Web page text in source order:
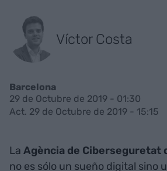
Víctor Costa
Barcelona
29 de Octubre de 2019 - 01:30
Act. 29 de Octubre de 2019 - 15:15
La Agència de Ciberseguretat
no es sólo un sueño digital sino